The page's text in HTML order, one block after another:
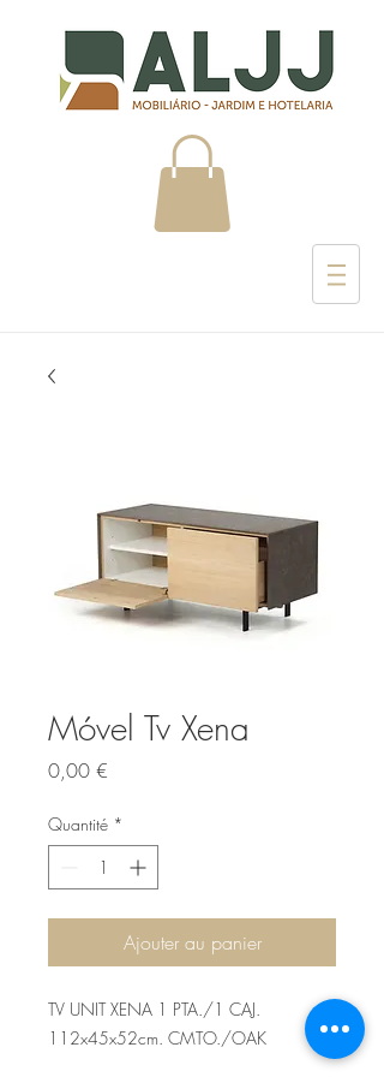
Móvel Tv Xena
0,00 €
Quantité *
Ajouter au panier
TV UNIT XENA 1 PTA./1 CAJ.
112x45x52cm. CMTO./OAK